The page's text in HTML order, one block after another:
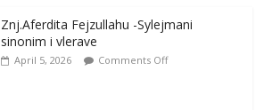
Znj.Aferdita Fejzullahu -Sylejmani
sinonim i vlerave
April 5, 2026 Comments Off